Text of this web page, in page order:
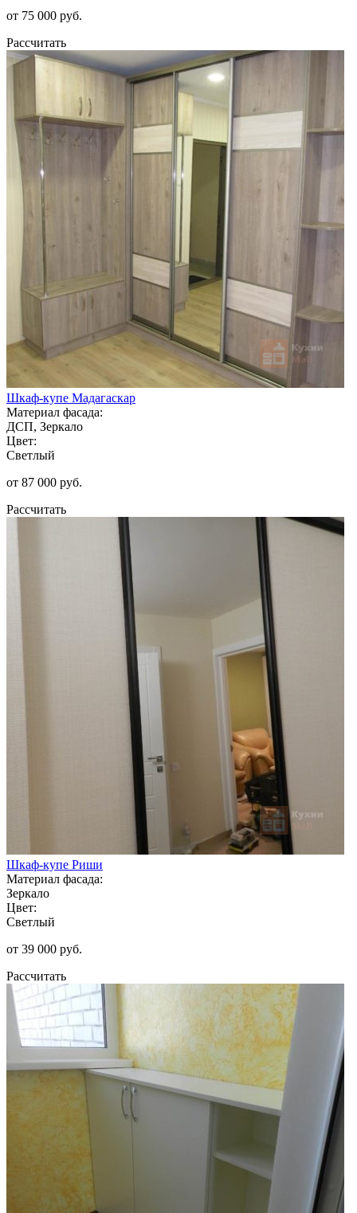
от 75 000 руб.
Рассчитать
Шкаф-купе Мадагаскар
Материал фасада:
ДСП, Зеркало
Цвет:
Светлый
от 87 000 руб.
Рассчитать
Шкаф-купе Риши
Материал фасада:
Зеркало
Цвет:
Светлый
от 39 000 руб.
Рассчитать